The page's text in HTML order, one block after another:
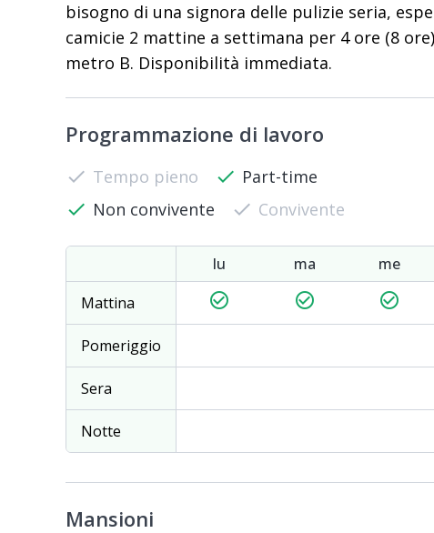
bisogno di una signora delle pulizie seria,
camicie 2 mattine a settimana per 4 ore (8
metro B. Disponibilità immediata.
Programmazione di lavoro
check Tempo pieno check Part-time
check Non convivente check Convivente
lu ma me
Mattina
check_circle_outline check_circle_outline check_circle_outline
Pomeriggio
Sera
Notte
Mansioni